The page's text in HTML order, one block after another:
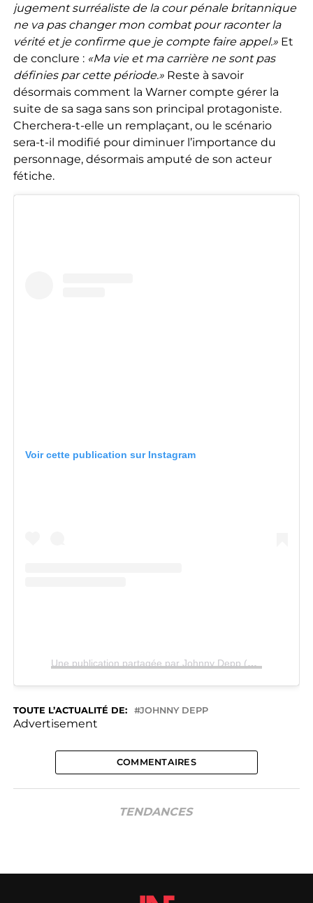
jugement surréaliste de la cour pénale britannique
ne va pas changer mon combat pour raconter la
vérité et je confirme que je compte faire appel.»Et
de conclure : «Ma vie et ma carrière ne sont pas
définies par cette période.» Reste à savoir
désormais comment la Warner compte gérer la
suite de sa saga sans son principal protagoniste.
Cherchera-t-elle un remplaçant, ou le scénario
sera-t-il modifié pour diminuer l’importance du
personnage, désormais amputé de son acteur
fétiche.
Voir cette publication sur Instagram
Une publication partagée par Johnny Depp (@johnnydepp)
TOUTE L’ACTUALITÉ DE: JOHNNY DEPP
Advertisement
COMMENTAIRES
TENDANCES